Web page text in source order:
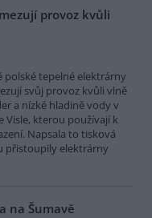
provoz kvůli
polské tepelné elektrárny
svůj provoz kvůli vlně
a nízké hladině vody v
Visle, kterou používají k
Napsala to tisková
přistoupily elektrárny
na Šumavě